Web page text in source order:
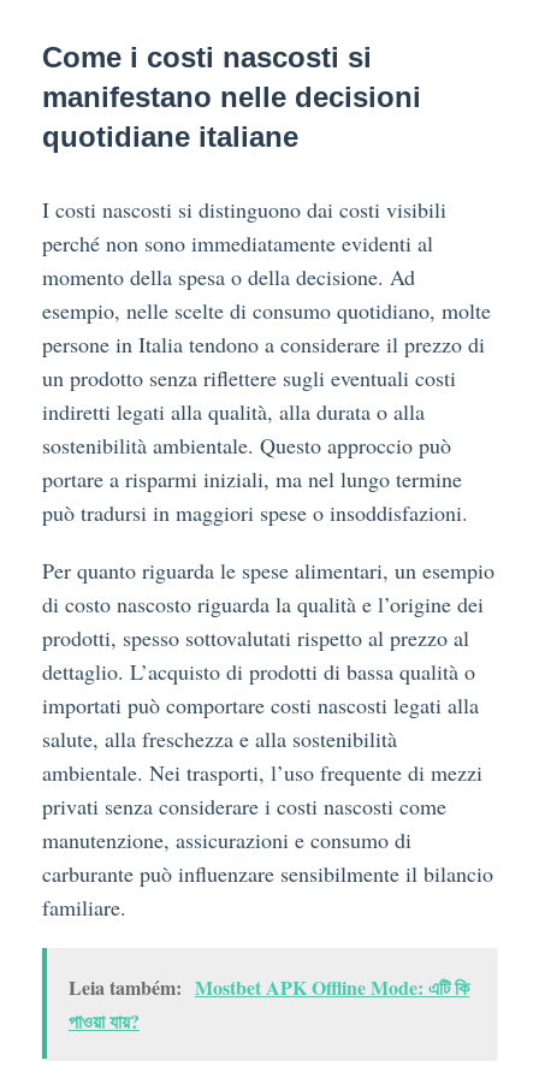
Come i costi nascosti si
manifestano nelle decisioni
quotidiane italiane
I costi nascosti si distinguono dai costi visibili
perché non sono immediatamente evidenti al
momento della spesa o della decisione. Ad
esempio, nelle scelte di consumo quotidiano, molte
persone in Italia tendono a considerare il prezzo di
un prodotto senza riflettere sugli eventuali costi
indiretti legati alla qualità, alla durata o alla
sostenibilità ambientale. Questo approccio può
portare a risparmi iniziali, ma nel lungo termine
può tradursi in maggiori spese o insoddisfazioni.
Per quanto riguarda le spese alimentari, un esempio
di costo nascosto riguarda la qualità e l’origine dei
prodotti, spesso sottovalutati rispetto al prezzo al
dettaglio. L’acquisto di prodotti di bassa qualità o
importati può comportare costi nascosti legati alla
salute, alla freschezza e alla sostenibilità
ambientale. Nei trasporti, l’uso frequente di mezzi
privati senza considerare i costi nascosti come
manutenzione, assicurazioni e consumo di
carburante può influenzare sensibilmente il bilancio
familiare.
Leia também: Mostbet APK Offline Mode: এটি কি
পাওয়া যায়?